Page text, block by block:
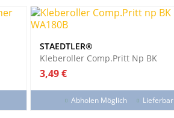
STAEDTLER®
Kleberoller Comp.Pritt Np BK
Preis
3,49 €
Abholen Möglich Lieferbar